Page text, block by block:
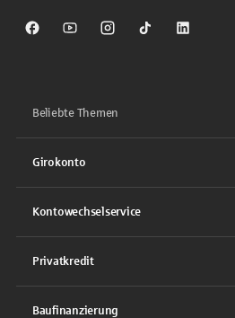
Sparkasse auf Facebook
Sparkasse auf Youtube
Sparkasse auf Instagram
Sparkasse auf
Beliebte Themen
Girokonto
Kontowechselservice
Privatkredit
Baufinanzierung